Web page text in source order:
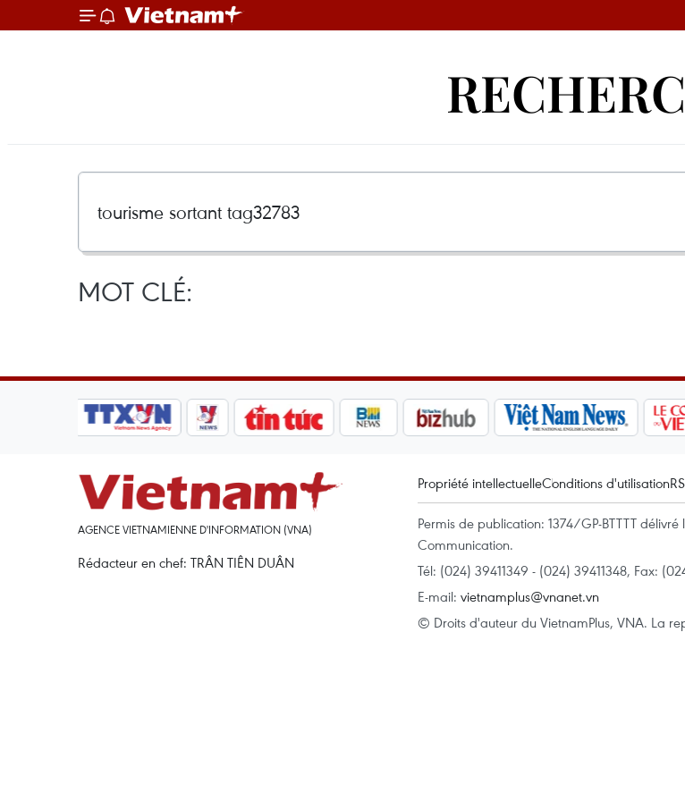
MOT CLÉ:
AGENCE VIETNAMIENNE D'INFORMATION (VNA)
Rédacteur en chef: TRÂN TIÊN DUÂN
Propriété intellectuelleConditions d'utilisation
Permis de publication: 1374/GP-BTTTT
Communication.
Tél: (024) 39411349 - (024) 39411348, Fax:
E-mail: vietnamplus@vnanet.vn
© Droits d'auteur du VietnamPlus, VNA. La